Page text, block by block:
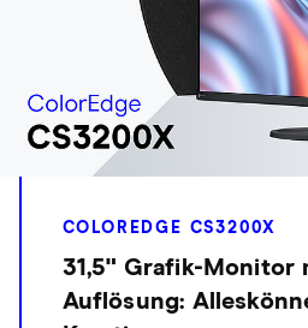
COLOREDGE CS3200X
31,5" Grafik-Monitor
Auflösung: